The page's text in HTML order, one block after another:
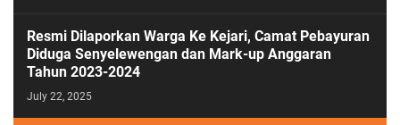
Resmi Dilaporkan Warga Ke Kejari, Camat Pebayuran
Diduga Senyelewengan dan Mark-up Anggaran
Tahun 2023-2024
July 22, 2025